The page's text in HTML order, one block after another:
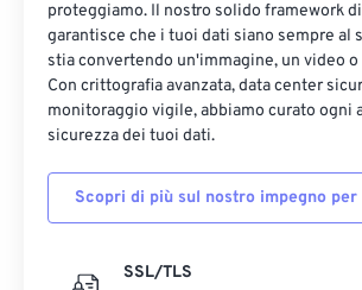
proteggiamo. Il nostro solido framework
garantisce che i tuoi dati siano sempre al
stia convertendo un'immagine, un video
Con crittografia avanzata, data center
monitoraggio vigile, abbiamo curato ogni
sicurezza dei tuoi dati.
Scopri di più sul nostro impegno
SSL/TLS